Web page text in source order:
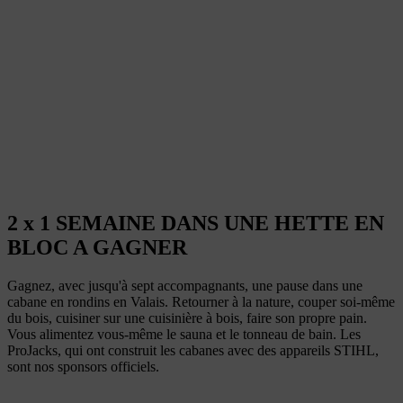
2 x 1 SEMAINE DANS UNE HETTE EN
BLOC A GAGNER
Gagnez, avec jusqu'à sept accompagnants, une pause dans une
cabane en rondins en Valais. Retourner à la nature, couper soi-même
du bois, cuisiner sur une cuisinière à bois, faire son propre pain.
Vous alimentez vous-même le sauna et le tonneau de bain. Les
ProJacks, qui ont construit les cabanes avec des appareils STIHL,
sont nos sponsors officiels.